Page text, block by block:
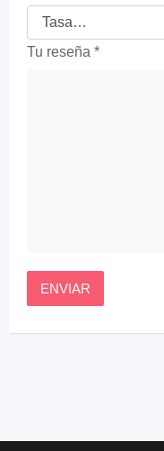
Tu reseña *